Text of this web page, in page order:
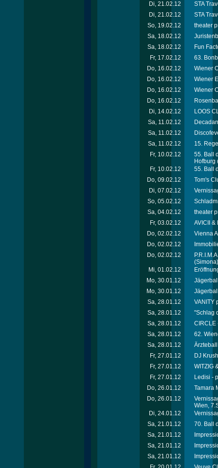
Di, 21.02.12
STA
Di, 21.02.12
STA
So, 19.02.12
theater
Sa, 18.02.12
Sa, 18.02.12
Fun
Fr, 17.02.12
63.
Do, 16.02.12
Wiener
Do, 16.02.12
Wiener
Do, 16.02.12
Wiener
Do, 16.02.12
Di, 14.02.12
LOOS
Sa, 11.02.12
Sa, 11.02.12
Sa, 11.02.12
15.
Fr, 10.02.12
55. Ball
Hofburg
Fr, 10.02.12
55. Ball
Do, 09.02.12
Tom's
Di, 07.02.12
So, 05.02.12
Sa, 04.02.12
theater
Fr, 03.02.12
AVICII
Do, 02.02.12
Vienna
Do, 02.02.12
Do, 02.02.12
(Simona)
Mi, 01.02.12
Mo, 30.01.12
Mo, 30.01.12
Sa, 28.01.12
VANITY
Sa, 28.01.12
"Schlag
Sa, 28.01.12
CIRCLE
Sa, 28.01.12
62.
Sa, 28.01.12
Fr, 27.01.12
DJ
Fr, 27.01.12
WITZIG
Fr, 27.01.12
Ledisi -
Do, 26.01.12
Tamara
Do, 26.01.12
Wien,
Di, 24.01.12
Sa, 21.01.12
70. Ball
Sa, 21.01.12
Sa, 21.01.12
Sa, 21.01.12